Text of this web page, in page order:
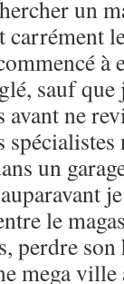
un
carrément
à
sauf
ne
un
le
perdre
mega